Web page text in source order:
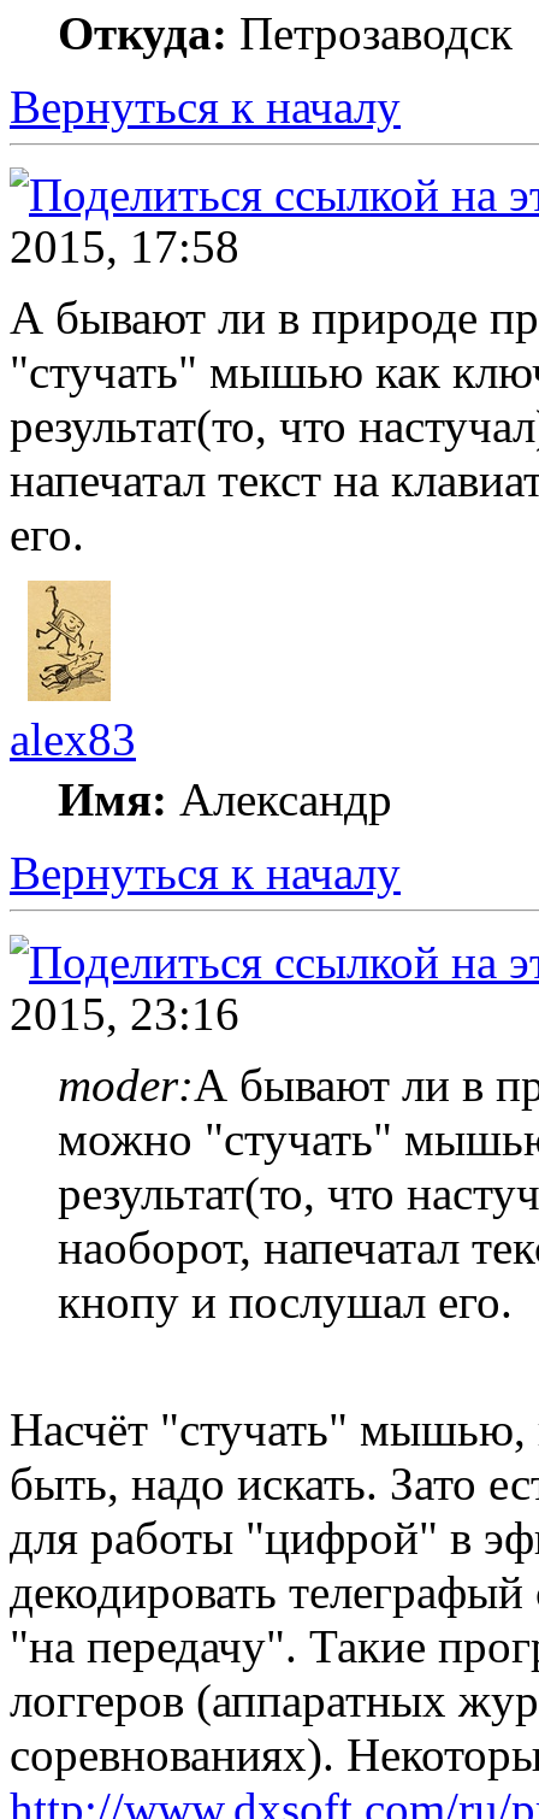
Откуда: Петрозаводск
Вернуться к началу
2015, 17:58
А бывают ли в природе
"стучать" мышью как
результат(то, что
напечатал текст на
его.
alex83
Имя: Александр
Вернуться к началу
2015, 23:16
moder:А бывают ли в
можно "стучать"
результат(то, что
наоборот, напечатал
кнопу и послушал его.
Насчёт "стучать" мышью,
быть, надо искать. Зато
для работы "цифрой" в
декодировать телеграфый
"на передачу". Такие
логгеров (аппаратных
соревнованиях).